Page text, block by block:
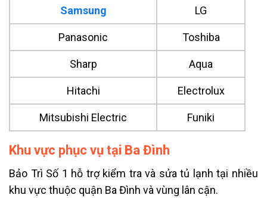
Samsung LG
Panasonic Toshiba
Sharp Aqua
Hitachi Electrolux
Mitsubishi Electric Funiki
Khu vực phục vụ tại Ba Đình
Bảo Trì Số 1 hỗ trợ kiểm tra và sửa tủ lạnh tại nhiều
khu vực thuộc quận Ba Đình và vùng lân cận.